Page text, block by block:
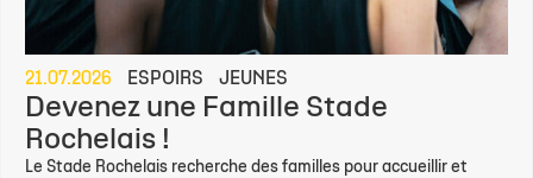
21.07.2026 ESPOIRS JEUNES
Devenez une Famille Stade
Rochelais !
Le Stade Rochelais recherche des familles pour accueillir et